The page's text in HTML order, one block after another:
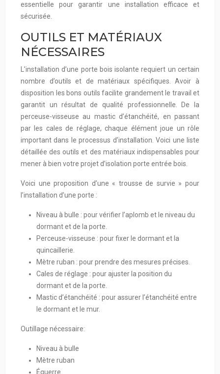
essentielle pour garantir une installation efficace et
sécurisée.
OUTILS ET MATÉRIAUX
NÉCESSAIRES
L’installation d’une porte bois isolante requiert un certain
nombre d’outils et de matériaux spécifiques. Avoir à
disposition les bons outils facilite grandement le travail et
garantit un résultat de qualité professionnelle. De la
perceuse-visseuse au mastic d’étanchéité, en passant
par les cales de réglage, chaque élément joue un rôle
important dans le processus d’installation. Voici une liste
détaillée des outils et des matériaux indispensables pour
mener à bien votre projet d’isolation porte entrée bois.
Voici une proposition d’une « trousse de survie » pour
l’installation d’une porte :
Niveau à bulle : pour vérifier l’aplomb et le niveau du
dormant et de la porte.
Perceuse-visseuse : pour fixer le dormant et la
quincaillerie.
Mètre ruban : pour prendre des mesures précises.
Cales de réglage : pour ajuster la position du
dormant et de la porte.
Mastic d’étanchéité : pour assurer l’étanchéité entre
le dormant et le mur.
Outillage nécessaire:
Niveau à bulle
Mètre ruban
Équerre